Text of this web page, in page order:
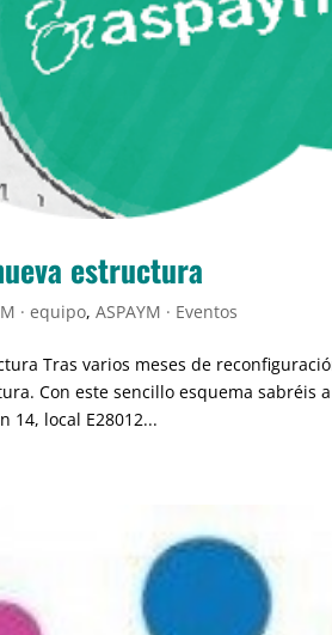
estructura
· equipo,ASPAYM · Eventos
Tras varios meses de
Con este sencillo esquema sabréis
14, local E28012...